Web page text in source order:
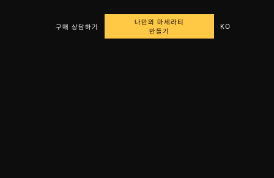
구매 상담하기
나만의 마세라티
만들기
KO